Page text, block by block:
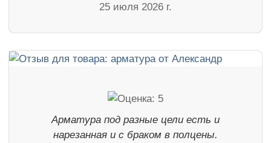
25 июля 2026 г.
Арматура под разные цели есть и
нарезанная и с браком в полцены.